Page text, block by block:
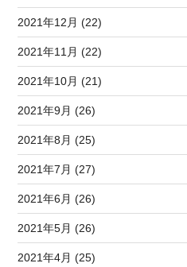
2021年12月 (22)
2021年11月 (22)
2021年10月 (21)
2021年9月 (26)
2021年8月 (25)
2021年7月 (27)
2021年6月 (26)
2021年5月 (26)
2021年4月 (25)